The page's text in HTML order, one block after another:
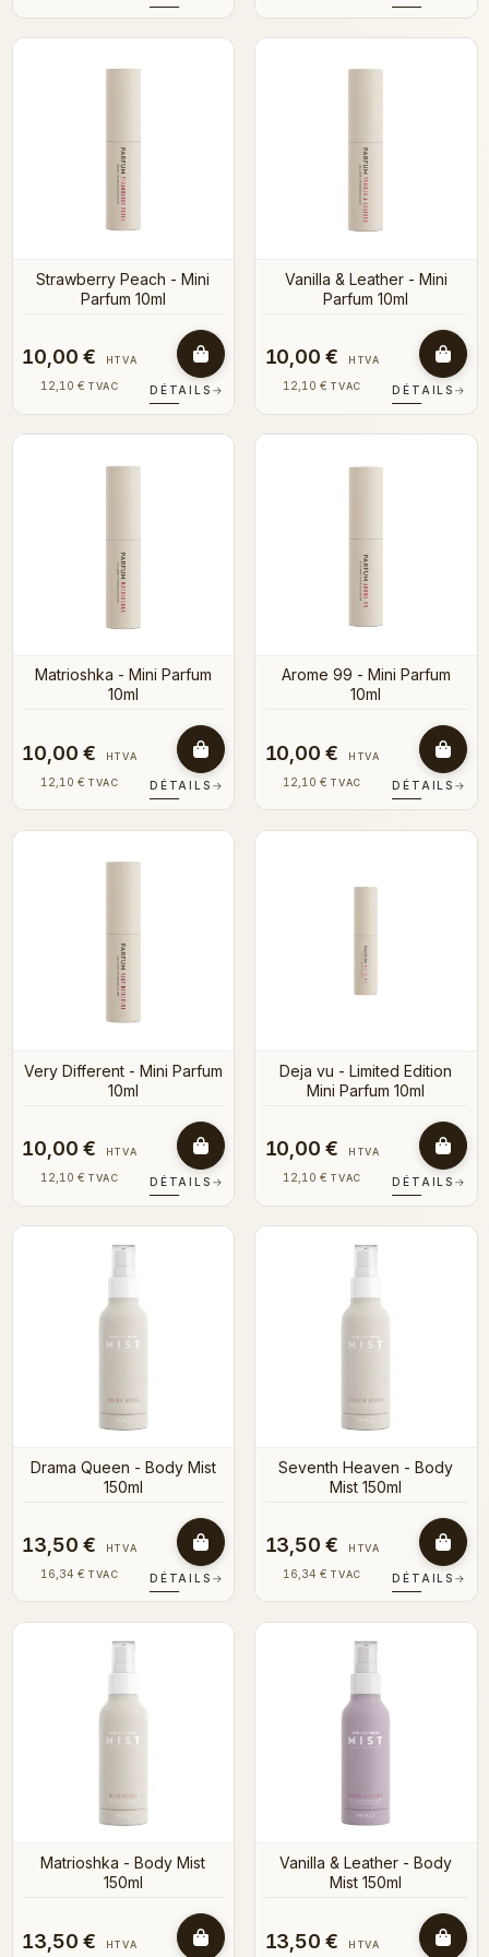
Strawberry Peach - Mini
Parfum 10ml
10,00 € HTVA
12,10 € TVAC DÉTAILS →
Vanilla & Leather - Mini
Parfum 10ml
10,00 € HTVA
12,10 € TVAC DÉTAILS →
Matrioshka - Mini Parfum
10ml
10,00 € HTVA
12,10 € TVAC DÉTAILS →
Arome 99 - Mini Parfum
10ml
10,00 € HTVA
12,10 € TVAC DÉTAILS →
Very Different - Mini Parfum
10ml
10,00 € HTVA
12,10 € TVAC DÉTAILS →
Deja vu - Limited Edition
Mini Parfum 10ml
10,00 € HTVA
12,10 € TVAC DÉTAILS →
Drama Queen - Body Mist
150ml
13,50 € HTVA
16,34 € TVAC DÉTAILS →
Seventh Heaven - Body
Mist 150ml
13,50 € HTVA
16,34 € TVAC DÉTAILS →
Matrioshka - Body Mist
150ml
13,50 € HTVA
Vanilla & Leather - Body
Mist 150ml
13,50 € HTVA